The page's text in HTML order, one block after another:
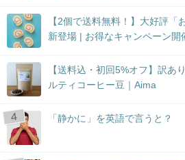
【2個で送料無料！】大好評「
新登場 | お得なキャンペーン開
【送料込・初回5%オフ】訳あ
ルティコーヒー豆｜Aima
「静かに」を英語で言うと？